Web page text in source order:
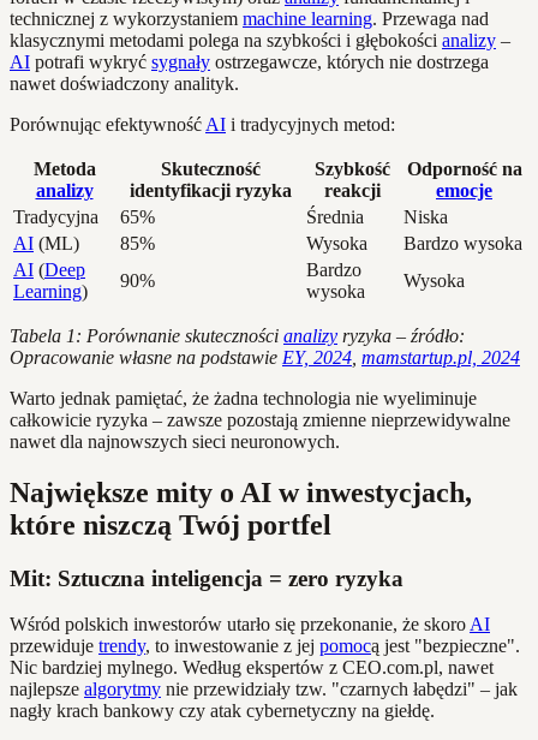
technicznej z wykorzystaniem machine learning. Przewaga nad
klasycznymi metodami polega na szybkości i głębokości analizy –
AI potrafi wykryć sygnały ostrzegawcze, których nie dostrzega
nawet doświadczony analityk.
Porównując efektywność AI i tradycyjnych metod:
Metoda
analizy
Skuteczność
identyfikacji ryzyka
Szybkość
reakcji
Odporność na
emocje
Tradycyjna
65% Średnia
Niska
AI (ML) 85% Wysoka
Bardzo wysoka
AI (Deep
Learning)
90%
Bardzo
wysoka
Wysoka
Tabela 1: Porównanie skuteczności analizy ryzyka – źródło:
Opracowanie własne na podstawie EY, 2024 mamstartup.pl, 2024
Warto jednak pamiętać, że żadna technologia nie wyeliminuje
całkowicie ryzyka – zawsze pozostają zmienne nieprzewidywalne
nawet dla najnowszych sieci neuronowych.
Największe mity o AI w inwestycjach,
które niszczą Twój portfel
Mit: Sztuczna inteligencja = zero ryzyka
Wśród polskich inwestorów utarło się przekonanie, że skoro AI
przewiduje trendy, to inwestowanie z jej pomocą jest "bezpieczne".
Nic bardziej mylnego. Według ekspertów z CEO.com.pl, nawet
najlepsze algorytmy nie przewidziały tzw. "czarnych łabędzi" – jak
nagły krach bankowy czy atak cybernetyczny na giełdę.